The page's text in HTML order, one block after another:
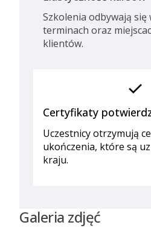
Szkolenia odbywają się
terminach oraz
klientów.
check
Certyfikaty
Uczestnicy otrzymują
ukończenia, które są
kraju.
Galeria zdjęć